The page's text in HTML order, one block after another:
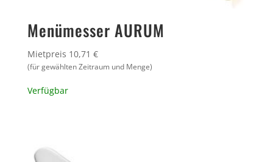
Menümesser AURUM
Mietpreis 10,71 €
(für gewählten Zeitraum und Menge)
Verfügbar